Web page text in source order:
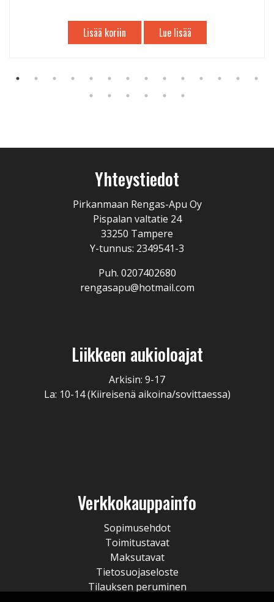
Lisää koriin Lue lisää
Yhteystiedot
Pirkanmaan Rengas-Apu Oy
Pispalan valtatie 24
33250 Tampere
Y-tunnus: 2349541-3
Puh. 0207402680
rengasapu@hotmail.com
Liikkeen aukioloajat
Arkisin: 9-17
La: 10-14 (Kiireisenä aikoina/sovittaessa)
Verkkokauppainfo
Sopimusehdot
Toimitustavat
Maksutavat
Tietosuojaseloste
Tilauksen peruminen